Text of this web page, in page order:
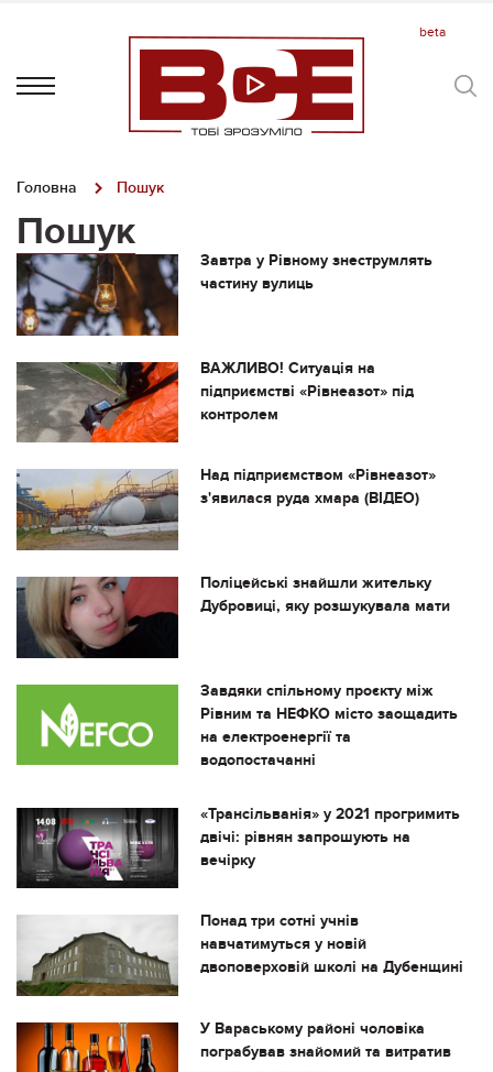
Головна Пошук
Пошук
Завтра у Рівному знеструмлять
частину вулиць
ВАЖЛИВО! Ситуація на
підприємстві «Рівнеазот» під
контролем
Над підприємством «Рівнеазот»
з'явилася руда хмара (ВІДЕО)
Поліцейські знайшли жительку
Дубровиці, яку розшукувала мати
Завдяки спільному проєкту між
Рівним та НЕФКО місто заощадить
на електроенергії та
водопостачанні
«Трансільванія» у 2021 прогримить
двічі: рівнян запрошують на
вечірку
Понад три сотні учнів
навчатимуться у новій
двоповерховій школі на Дубенщині
У Вараському районі чоловіка
пограбував знайомий та витратив